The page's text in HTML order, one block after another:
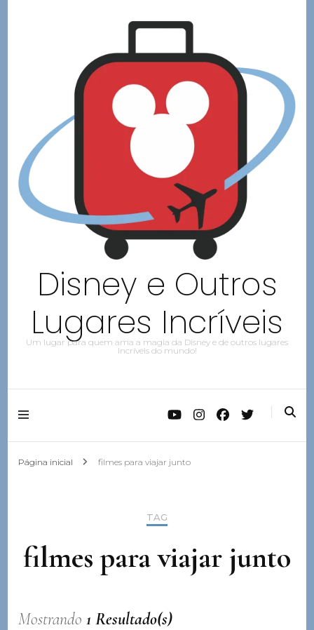
Disney e Outros
Lugares Incríveis
Um lugar para quem ama a magia da Disney e de outros lugares
Incríveis do mundo!
Página inicial filmes para viajar junto
TAG
filmes para viajar junto
Mostrando1 Resultado(s)